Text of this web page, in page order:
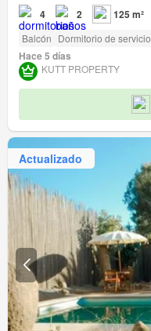
4 2 125 m²
Balcón Dormitorio de servicio
Hace 5 días
KUTT PROPERTY
Actualizado